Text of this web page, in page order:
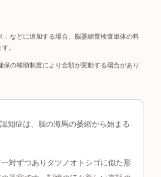
」などに追加する場合、脳萎縮度検査単体の料
。
の補助制度により金額が変動する場合があり
知症は、脳の海馬の萎縮から始まる
対ずつありタツノオトシゴに似た形